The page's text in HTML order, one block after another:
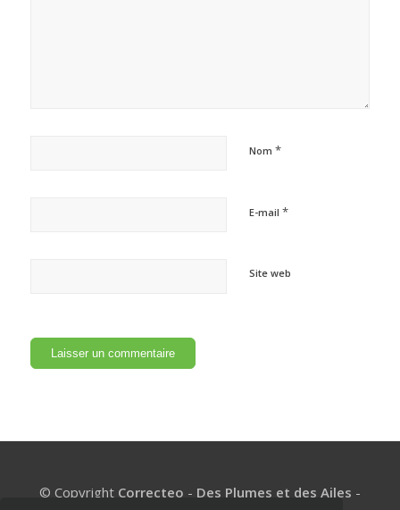
Nom *
E-mail *
Site web
© Copyright Correcteo - Des Plumes et des Ailes -